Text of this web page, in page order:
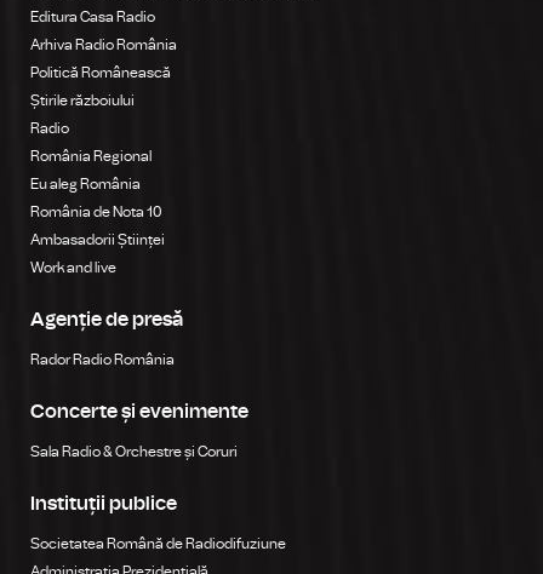
Editura Casa Radio
Arhiva Radio România
Politică Românească
Știrile războiului
Radio
România Regional
Eu aleg România
România de Nota 10
Ambasadorii Științei
Work and live
Agenție de presă
Rador Radio România
Concerte și evenimente
Sala Radio & Orchestre și Coruri
Instituții publice
Societatea Română de Radiodifuziune